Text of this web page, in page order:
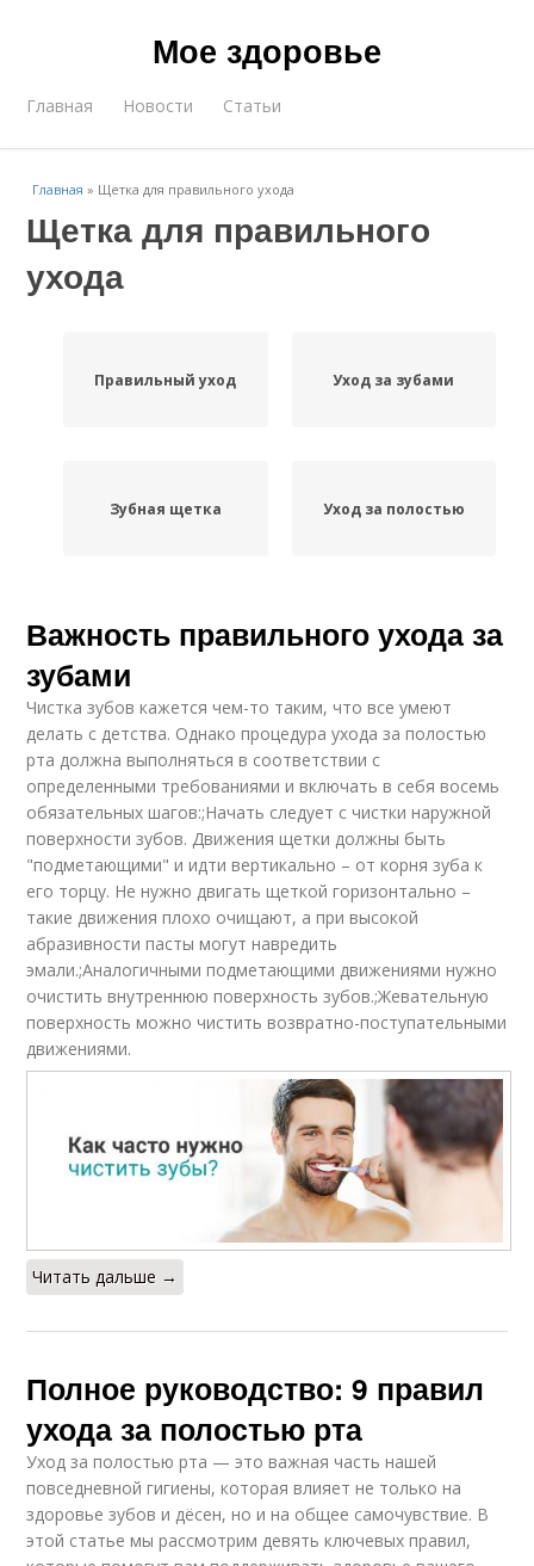
Мое здоровье
Главная Новости Статьи
Главная » Щетка для правильного ухода
Щетка для правильного
ухода
Правильный уход Уход за зубами
Зубная щетка Уход за полостью
Важность правильного ухода за
зубами
Чистка зубов кажется чем-то таким, что все умеют
делать с детства. Однако процедура ухода за полостью
рта должна выполняться в соответствии с
определенными требованиями и включать в себя восемь
обязательных шагов:;Начать следует с чистки наружной
поверхности зубов. Движения щетки должны быть
"подметающими" и идти вертикально – от корня зуба к
его торцу. Не нужно двигать щеткой горизонтально –
такие движения плохо очищают, а при высокой
абразивности пасты могут навредить
эмали.;Аналогичными подметающими движениями нужно
очистить внутреннюю поверхность зубов.;Жевательную
поверхность можно чистить возвратно-поступательными
движениями.
Читать дальше →
Полное руководство: 9 правил
ухода за полостью рта
Уход за полостью рта — это важная часть нашей
повседневной гигиены, которая влияет не только на
здоровье зубов и дёсен, но и на общее самочувствие. В
этой статье мы рассмотрим девять ключевых правил,